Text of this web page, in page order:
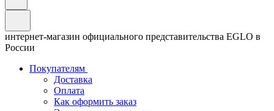
интернет-магазин официального представительства EGLO в
России
Покупателям
Доставка
Оплата
Как оформить заказ